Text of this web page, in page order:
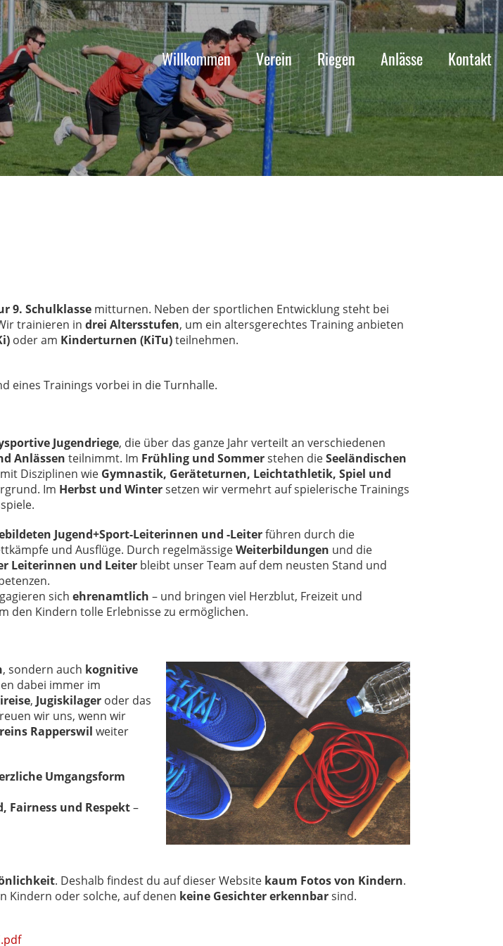
Willkommen Verein Riegen Anlässe Kontakt
9. Schulklasse mitturnen. Neben der sportlichen Entwicklung steht bei
trainieren in drei Altersstufen, um ein altersgerechtes Training anbieten
oder am Kinderturnen (KiTu)teilnehmen.
eines Trainings vorbei in die Turnhalle.
Jugendriege, die über das ganze Jahr verteilt an verschiedenen
Anlässen teilnimmt. Im Frühling und Sommerstehen dieSeeländischen
Disziplinen wie Gymnastik, Geräteturnen, Leichtathletik, Spiel und
Im Herbst und Wintersetzen wir vermehrt auf spielerische Trainings
Jugend+Sport-Leiterinnen und -Leiterführen durch die
und Ausflüge. Durch regelmässigeWeiterbildungen und die
Leiterinnen und Leiterbleibt unser Team auf dem neusten Stand und
sich ehrenamtlich – und bringen viel Herzblut, Freizeit und
den Kindern tolle Erlebnisse zu ermöglichen.
, sondern auch kognitive
dabei immer im
, Jugiskilager oder das
wir uns, wenn wir
Rapperswil weiter
Umgangsform
Fairness und Respekt–
. Deshalb findest du auf dieser Website kaum Fotos von Kindern.
Kindern oder solche, auf denen keine Gesichter erkennbarsind.